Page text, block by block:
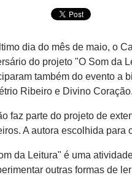
dia do mês de maio, o
do projeto "O Som da
também do evento a
Ribeiro e Divino Coração.
faz parte do projeto de
A autora escolhida para
da Leitura" é uma
outras formas de